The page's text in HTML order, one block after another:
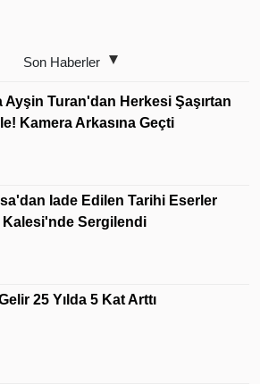
Son Haberler
Ayşin Turan'dan Herkesi Şaşırtan
Kamera Arkasına Geçti
Iade Edilen Tarihi Eserler
Kalesi'nde Sergilendi
25 Yılda 5 Kat Arttı